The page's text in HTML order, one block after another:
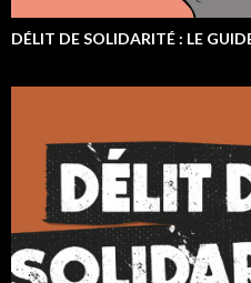
DÉLIT DE SOLIDARITÉ : LE